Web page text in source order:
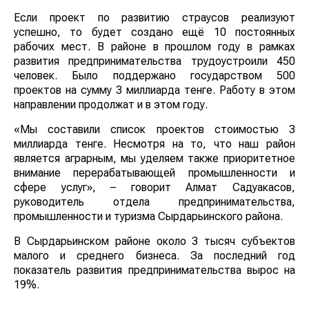
Если проект по развитию страусов реализуют
успешно, то будет создано ещё 10 постоянных
рабочих мест. В районе в прошлом году в рамках
развития предпринимательства трудоустроили 450
человек. Было поддержано государством 500
проектов на сумму 3 миллиарда тенге. Работу в этом
направлении продолжат и в этом году.
«Мы составили список проектов стоимостью 3
миллиарда тенге. Несмотря на то, что наш район
является аграрным, мы уделяем также приоритетное
внимание перерабатывающей промышленности и
сфере услуг», – говорит Алмат Садуакасов,
руководитель отдела предпринимательства,
промышленности и туризма Сырдарьинского района.
В Сырдарьинском районе около 3 тысяч субъектов
малого и среднего бизнеса. За последний год
показатель развития предпринимательства вырос на
19%.